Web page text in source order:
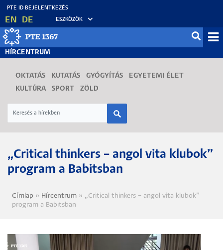
Ugrás
tartalomra
EN DE ESZKÖZÖK
HÍRCENTRUM
OKTATÁS KUTATÁS GYÓGYÍTÁS
EGYETEMI ÉLET
KULTÚRA
SPORT ZÖLD
„Critical thinkers – angol vita klubok”
program a Babitsban
Morzsa
Címlap Hírcentrum
„Critical thinkers – angol vita klubok”
program a Babitsban